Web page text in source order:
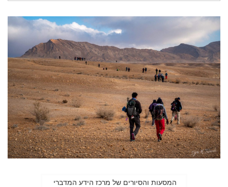
המסעות והסיורים של מרכז הידע המדברי